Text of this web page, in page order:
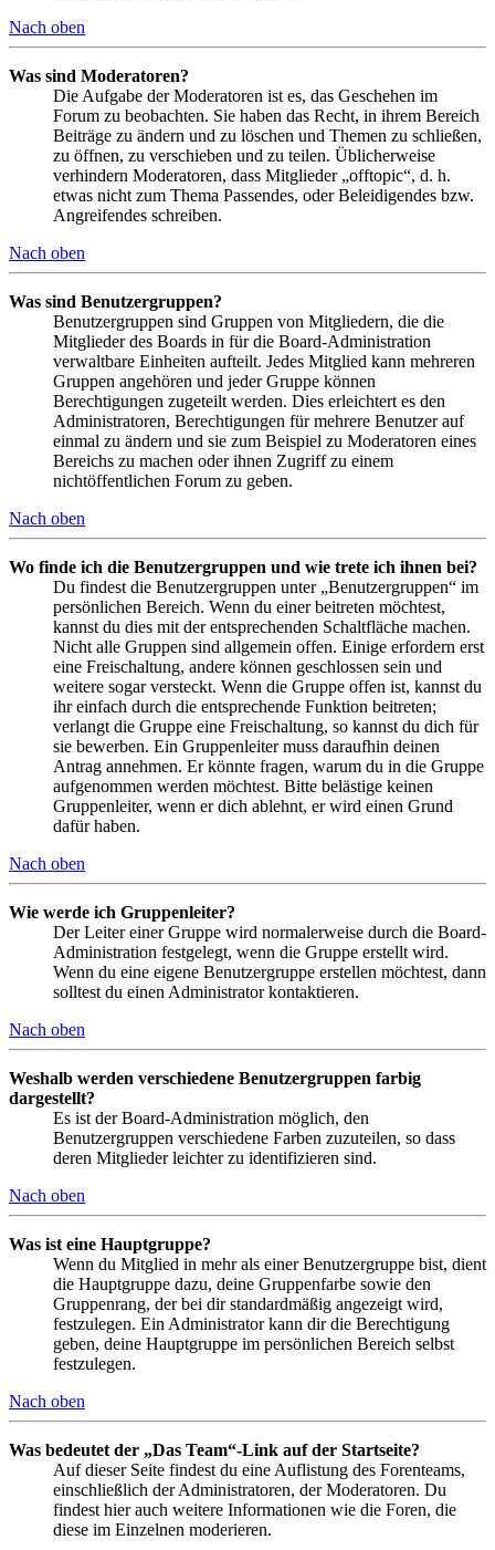
Nach oben
Was sind Moderatoren?
Die Aufgabe der Moderatoren ist es, das Geschehen im
Forum zu beobachten. Sie haben das Recht, in ihrem Bereich
Beiträge zu ändern und zu löschen und Themen zu schließen,
zu öffnen, zu verschieben und zu teilen. Üblicherweise
verhindern Moderatoren, dass Mitglieder „offtopic“, d. h.
etwas nicht zum Thema Passendes, oder Beleidigendes bzw.
Angreifendes schreiben.
Nach oben
Was sind Benutzergruppen?
Benutzergruppen sind Gruppen von Mitgliedern, die die
Mitglieder des Boards in für die Board-Administration
verwaltbare Einheiten aufteilt. Jedes Mitglied kann mehreren
Gruppen angehören und jeder Gruppe können
Berechtigungen zugeteilt werden. Dies erleichtert es den
Administratoren, Berechtigungen für mehrere Benutzer auf
einmal zu ändern und sie zum Beispiel zu Moderatoren eines
Bereichs zu machen oder ihnen Zugriff zu einem
nichtöffentlichen Forum zu geben.
Nach oben
Wo finde ich die Benutzergruppen und wie trete ich ihnen bei?
Du findest die Benutzergruppen unter „Benutzergruppen“ im
persönlichen Bereich. Wenn du einer beitreten möchtest,
kannst du dies mit der entsprechenden Schaltfläche machen.
Nicht alle Gruppen sind allgemein offen. Einige erfordern erst
eine Freischaltung, andere können geschlossen sein und
weitere sogar versteckt. Wenn die Gruppe offen ist, kannst du
ihr einfach durch die entsprechende Funktion beitreten;
verlangt die Gruppe eine Freischaltung, so kannst du dich für
sie bewerben. Ein Gruppenleiter muss daraufhin deinen
Antrag annehmen. Er könnte fragen, warum du in die Gruppe
aufgenommen werden möchtest. Bitte belästige keinen
Gruppenleiter, wenn er dich ablehnt, er wird einen Grund
dafür haben.
Nach oben
Wie werde ich Gruppenleiter?
Der Leiter einer Gruppe wird normalerweise durch die Board-
Administration festgelegt, wenn die Gruppe erstellt wird.
Wenn du eine eigene Benutzergruppe erstellen möchtest, dann
solltest du einen Administrator kontaktieren.
Nach oben
Weshalb werden verschiedene Benutzergruppen farbig
dargestellt?
Es ist der Board-Administration möglich, den
Benutzergruppen verschiedene Farben zuzuteilen, so dass
deren Mitglieder leichter zu identifizieren sind.
Nach oben
Was ist eine Hauptgruppe?
Wenn du Mitglied in mehr als einer Benutzergruppe bist, dient
die Hauptgruppe dazu, deine Gruppenfarbe sowie den
Gruppenrang, der bei dir standardmäßig angezeigt wird,
festzulegen. Ein Administrator kann dir die Berechtigung
geben, deine Hauptgruppe im persönlichen Bereich selbst
festzulegen.
Nach oben
Was bedeutet der „Das Team“-Link auf der Startseite?
Auf dieser Seite findest du eine Auflistung des Forenteams,
einschließlich der Administratoren, der Moderatoren. Du
findest hier auch weitere Informationen wie die Foren, die
diese im Einzelnen moderieren.